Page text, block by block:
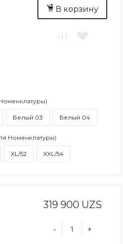
В корзину
Белый 03 Белый 04
Номенклатуры)
XL/52 XXL/54
319 900 UZS
- +